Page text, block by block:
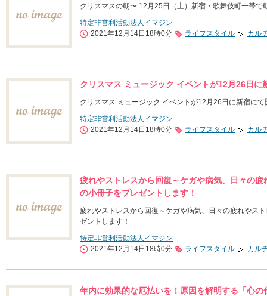
クリスマスの朝〜 12月25日（土）新宿・歌舞伎町一帯で
特定非営利活動法人イマジン
2021年12月14日18時0分
ライフスタイル カル
クリスマス ミュージック イベントが12月26日に
クリスマス ミュージック イベントが12月26日に新宿にて
特定非営利活動法人イマジン
2021年12月14日18時0分
ライフスタイル カル
疲れやストレスから回復～ケガや病気、日々の
の小冊子をプレゼントします！
疲れやストレスから回復～ケガや病気、日々の疲れやス
ゼントします！
特定非営利活動法人イマジン
2021年12月14日18時0分
ライフスタイル カル
年内に効果的な厄払いを！原因を解明する「心